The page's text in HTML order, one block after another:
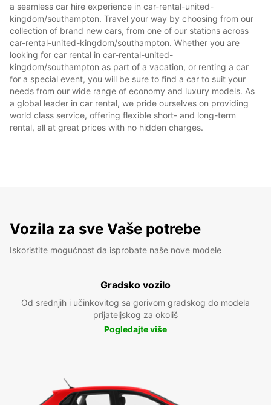
a seamless car hire experience in car-rental-united-
kingdom/southampton. Travel your way by choosing from our
collection of brand new cars, from one of our stations across
car-rental-united-kingdom/southampton. Whether you are
looking for car rental in car-rental-united-
kingdom/southampton as part of a vacation, or renting a car
for a special event, you will be sure to find a car to suit your
needs from our wide range of economy and luxury models. As
a global leader in car rental, we pride ourselves on providing
world class service, offering flexible short- and long-term
rental, all at great prices with no hidden charges.
Vozila za sve Vaše potrebe
Iskoristite mogućnost da isprobate naše nove modele
Gradsko vozilo
Od srednjih i učinkovitog sa gorivom gradskog do modela
prijateljskog za okoliš
Pogledajte više